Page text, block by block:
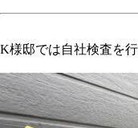
K様邸では自社検査を行